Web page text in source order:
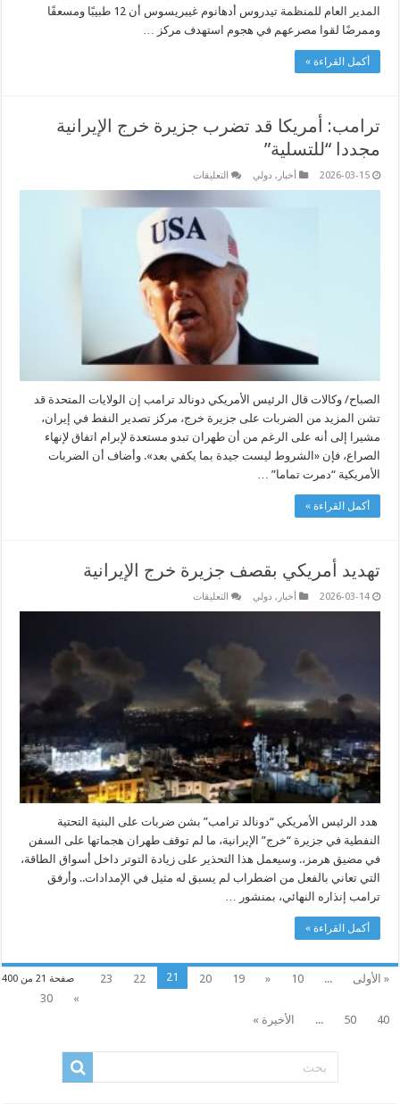
المدير العام للمنظمة تيدروس أدهانوم غيبريسوس أن 12 طبيبًا ومسعفًا
وممرضًا لقوا مصرعهم في هجوم استهدف مركز …
أكمل القراءة »
ترامب: أمريكا قد تضرب جزيرة خرج الإيرانية
مجددا “للتسلية”
2026-03-15 أخبار , دولي التعليقات
قد
تضرب
جزيرة
خرج
الإيرانية
“للتسلية”
مغلقة
الصباح/ وكالات قال الرئيس الأمريكي دونالد ترامب إن الولايات المتحدة قد
تشن المزيد من الضربات على جزيرة خرج، مركز تصدير النفط في إيران،
مشيرا إلى أنه على الرغم من أن طهران تبدو مستعدة لإبرام اتفاق لإنهاء
الصراع، فإن «الشروط ليست جيدة بما يكفي بعد». وأضاف أن الضربات
الأمريكية “دمرت تماما” …
أكمل القراءة »
تهديد أمريكي بقصف جزيرة خرج الإيرانية
2026-03-14 أخبار , دولي التعليقات
الإيرانية
مغلقة
هدد الرئيس الأمريكي “دونالد ترامب” بشن ضربات على البنية التحتية
النفطية في جزيرة “خرج” الإيرانية، ما لم توقف طهران هجماتها على السفن
في مضيق هرمز،. وسيعمل هذا التحذير على زيادة التوتر داخل أسواق الطاقة،
التي تعاني بالفعل من اضطراب لم يسبق له مثيل في الإمدادات.. وأرفق
ترامب إنذاره النهائي، بمنشور …
أكمل القراءة »
صفحة 21 من 400 « الأولى ...
10
«
19
20
21
22
23
»
30
40
50
... الأخيرة »